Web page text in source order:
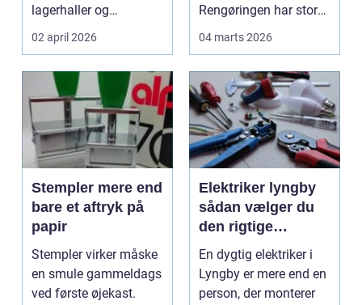
lagerhaller og
frokoststuer over hele
02 april 2026
Rengøringen har stor
betydning f...
04 marts 2026
Stempler mere end
bare et aftryk på
papir
Stempler virker måske
en smule gammeldags
ved første øjekast.
Elektriker lyngby
sådan vælger du
den rigtige
fagmand
En dygtig elektriker i
Lyngby er mere end en
person, der monterer